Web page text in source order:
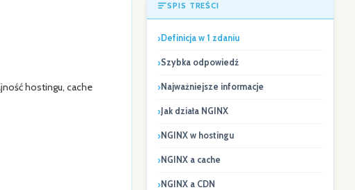
hostingu, cache
SPIS TREŚCI
Definicja w 1 zdaniu
Szybka odpowiedź
Najważniejsze informacje
Jak działa NGINX
NGINX w hostingu
NGINX a cache
NGINX a CDN